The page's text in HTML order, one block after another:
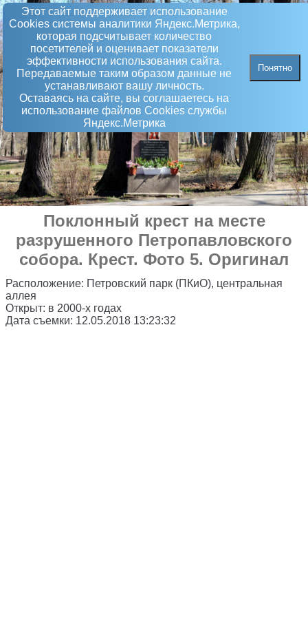
Этот сайт поддерживает использование
Сookies системы аналитики Яндекс.Метрика,
которая подсчитывает количество
посетителей и оценивает показатели
эффективности использования сайта.
Передаваемые таким образом данные не
устанавливают вашу личность.
Оставаясь на сайте, вы соглашаетесь на
использование файлов Сookies службы
Яндекс.Метрика
Понятно
Поклонный крест на месте
разрушенного Петропавловского
собора. Крест. Фото 5. Оригинал
Расположение: Петровский парк (ПКиО), центральная
аллея
Открыт: в 2000-х годах
Дата съемки: 12.05.2018 13:23:32